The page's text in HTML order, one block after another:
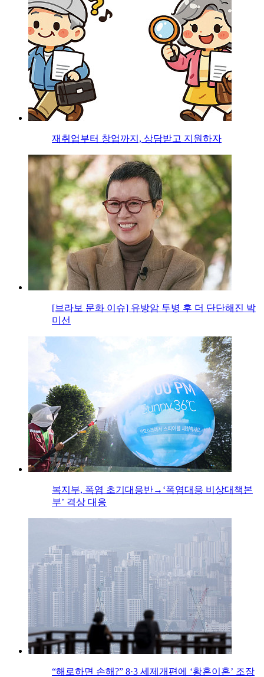
재취업부터 창업까지, 상담받고 지원하자
[브라보 문화 이슈] 유방암 투병 후 더 단단해진 박
미선
복지부, 폭염 초기대응반→‘폭염대응 비상대책본
부’ 격상 대응
“해로하면 손해?” 8·3 세제개편에 ‘황혼이혼’ 조장